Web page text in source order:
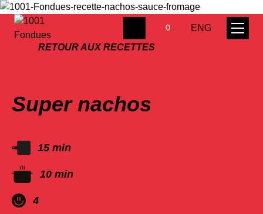
0
ENG
RETOUR AUX RECETTES
Super nachos
15 min
10 min
4